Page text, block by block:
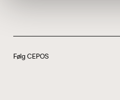
Følg CEPOS